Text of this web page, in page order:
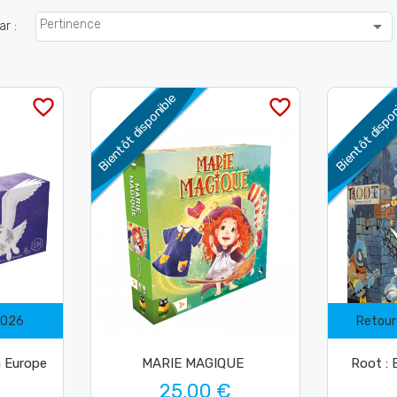
: Pertinence 
favorite_border
Europe
favorite_border
Bientôt disponible
MARIE MAGIQUE
25,00 €
Bientôt
Root :